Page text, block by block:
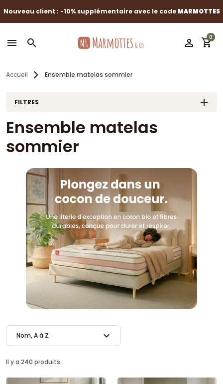
Nouveau client : -10% supplémentaire avec le code MARMOTTES
search
menu perm_identity shopping_cart
0
Accueil Ensemble matelas sommier
FILTRES
Ensemble matelas
sommier
Il y a 240 produits.
Nom, A à Z expand_more